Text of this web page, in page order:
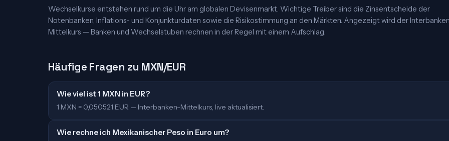
Wechselkurse entstehen rund um die Uhr am globalen Devisenmarkt. Wichtige Treiber sind die Zinsentscheide der
Notenbanken, Inflations- und Konjunkturdaten sowie die Risikostimmung an den Märkten. Angezeigt wird der
Mittelkurs — Banken und Wechselstuben rechnen in der Regel mit einem Aufschlag.
Häufige Fragen zu MXN/EUR
Wie viel ist 1 MXN in EUR?
1 MXN = 0,050521 EUR — Interbanken-Mittelkurs, live aktualisiert.
Wie rechne ich Mexikanischer Peso in Euro um?